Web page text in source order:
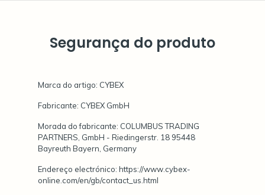
Segurança do produto
Marca do artigo: CYBEX
Fabricante: CYBEX GmbH
Morada do fabricante: COLUMBUS TRADING
PARTNERS, GmbH - Riedingerstr. 18 95448
Bayreuth Bayern, Germany
Endereço electrónico: https://www.cybex-
online.com/en/gb/contact_us.html